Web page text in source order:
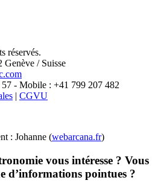
X
réservés.
Genève / Suisse
- Mobile : +41 799 207 482
| CGVU
: Johanne (webarcana.fr)
vous intéresse ? Vous
d’informations pointues ?